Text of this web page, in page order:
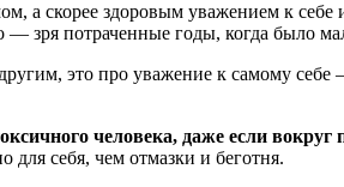
а скорее здоровым уважением к
— зря потраченные годы, когда было
это про уважение к самому
человека, даже если вокруг
для себя, чем отмазки и беготня.